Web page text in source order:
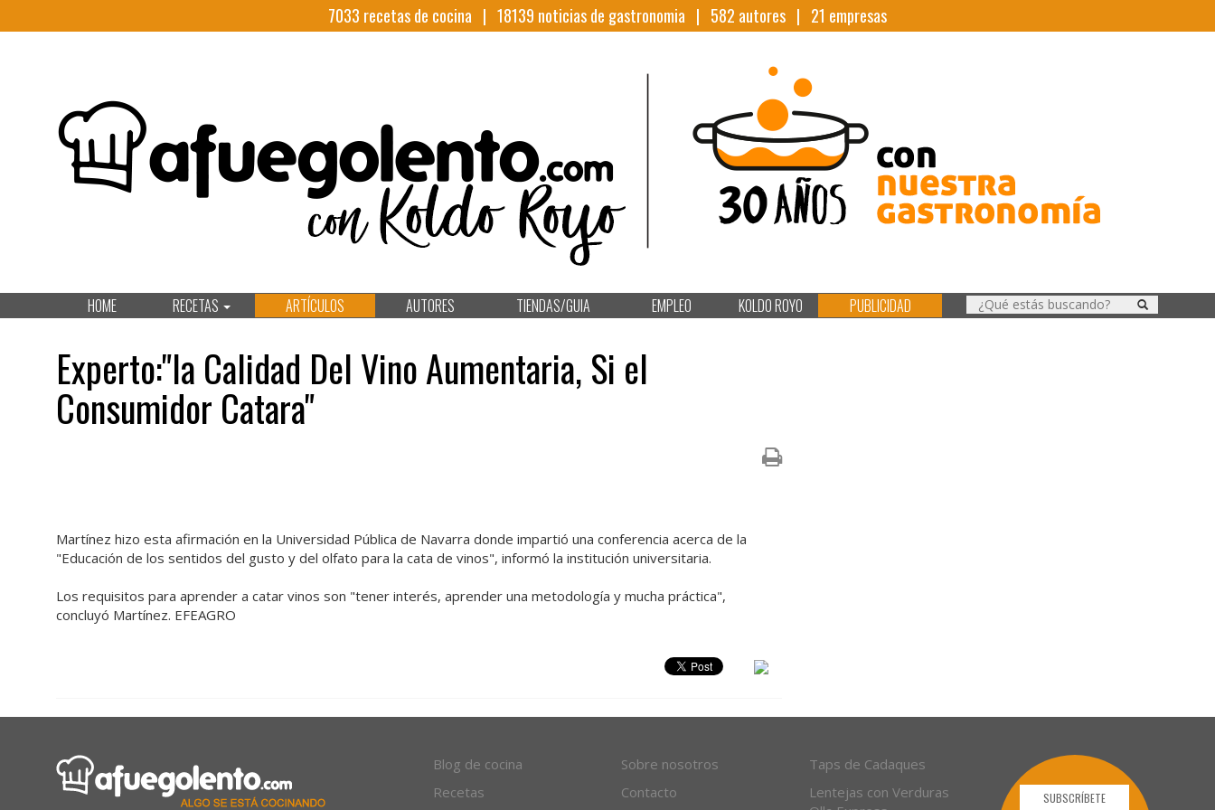
7033 recetas de cocina | 18139 noticias de gastronomia | 582 autores | 21 empresas
HOME RECETAS ARTÍCULOS AUTORES TIENDAS/GUIA EMPLEO KOLDO ROYO PUBLICIDAD
Experto:"la Calidad Del Vino Aumentaria, Si el
Consumidor Catara"
Martínez hizo esta afirmación en la Universidad Pública de Navarra donde impartió una conferencia acerca de la
"Educación de los sentidos del gusto y del olfato para la cata de vinos", informó la institución universitaria.
Los requisitos para aprender a catar vinos son "tener interés, aprender una metodología y mucha práctica",
concluyó Martínez. EFEAGRO
Blog de cocina
Recetas
Sobre nosotros
Contacto
Taps de Cadaques
Lentejas con Verduras
SUBSCRÍBETE